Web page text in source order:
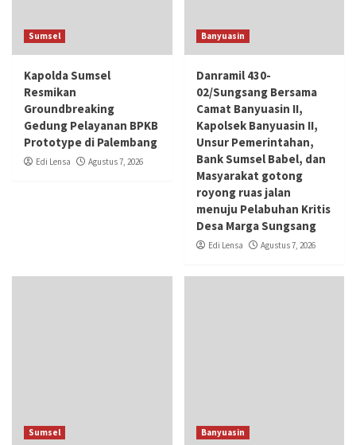
Sumsel
Kapolda Sumsel
Resmikan
Groundbreaking
Gedung Pelayanan BPKB
Prototype di Palembang
Edi Lensa Agustus 7, 2026
Banyuasin
Danramil 430-
02/Sungsang Bersama
Camat Banyuasin II,
Kapolsek Banyuasin II,
Unsur Pemerintahan,
Bank Sumsel Babel, dan
Masyarakat gotong
royong ruas jalan
menuju Pelabuhan Kritis
Desa Marga Sungsang
Edi Lensa Agustus 7, 2026
Sumsel Banyuasin